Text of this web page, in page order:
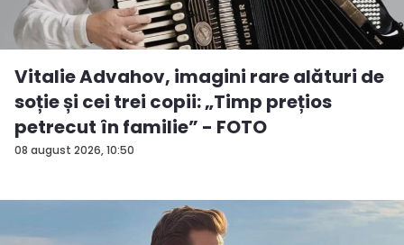
08 august 2026, 10:50
Vitalie Advahov, imagini rare alături de
soție și cei trei copii: „Timp prețios
petrecut în familie” - FOTO